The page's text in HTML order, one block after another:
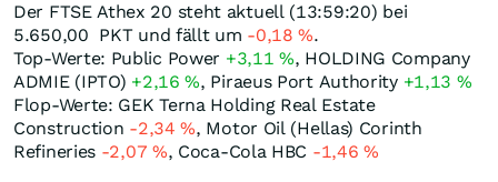
Der FTSE Athex 20 steht aktuell (13:59:20) bei
5.650,00 PKTund fällt um -0,18%.
Top-Werte: Public Power +3,11%, HOLDING Company
ADMIE (IPTO) +2,16%, Piraeus Port Authority +1,13 %
Flop-Werte: GEK Terna Holding Real Estate
Construction -2,34%, Motor Oil (Hellas) Corinth
Refineries -2,07 %, Coca-Cola HBC -1,46%